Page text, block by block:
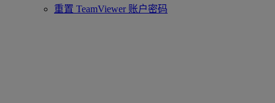
重置 TeamViewer 账户密码